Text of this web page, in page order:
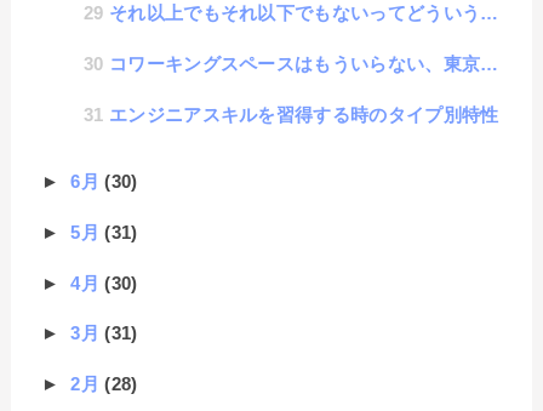
それ以上でもそれ以下でもないってどういう事？
コワーキングスペースはもういらない、東京都内において無料で仕事ができる環境
エンジニアスキルを習得する時のタイプ別特性
►6月(30)
►5月(31)
►4月(30)
►3月(31)
►2月(28)